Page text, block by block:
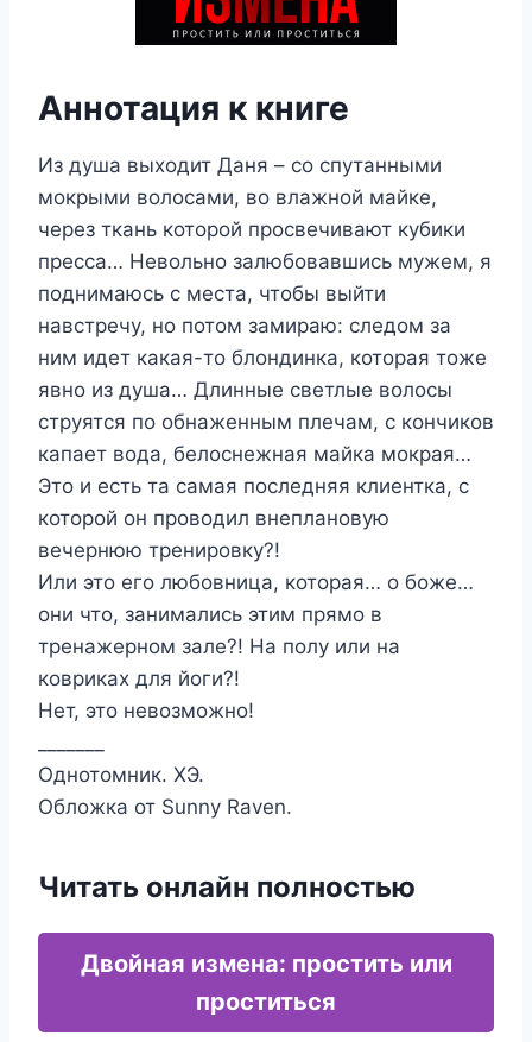
Аннотация к книге
Из душа выходит Даня – со спутанными
мокрыми волосами, во влажной майке,
через ткань которой просвечивают кубики
пресса… Невольно залюбовавшись мужем, я
поднимаюсь с места, чтобы выйти
навстречу, но потом замираю: следом за
ним идет какая-то блондинка, которая тоже
явно из душа… Длинные светлые волосы
струятся по обнаженным плечам, с кончиков
капает вода, белоснежная майка мокрая…
Это и есть та самая последняя клиентка, с
которой он проводил внеплановую
вечернюю тренировку?!
Или это его любовница, которая… о боже…
они что, занимались этим прямо в
тренажерном зале?! На полу или на
ковриках для йоги?!
Нет, это невозможно!
Однотомник. ХЭ.
Обложка от Sunny Raven.
Читать онлайн полностью
Двойная измена: простить или
проститься